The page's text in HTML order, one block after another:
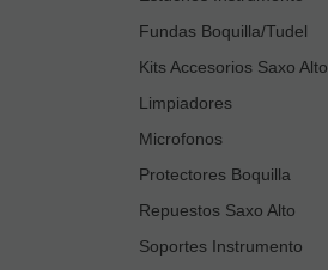
Fundas Boquilla/Tudel
Kits Accesorios Saxo Alto
Limpiadores
Microfonos
Protectores Boquilla
Repuestos Saxo Alto
Soportes Instrumento